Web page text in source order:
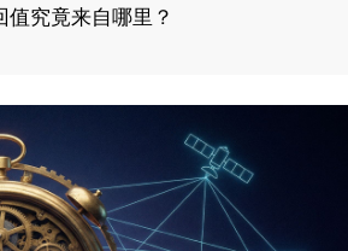
究竟来自哪里？